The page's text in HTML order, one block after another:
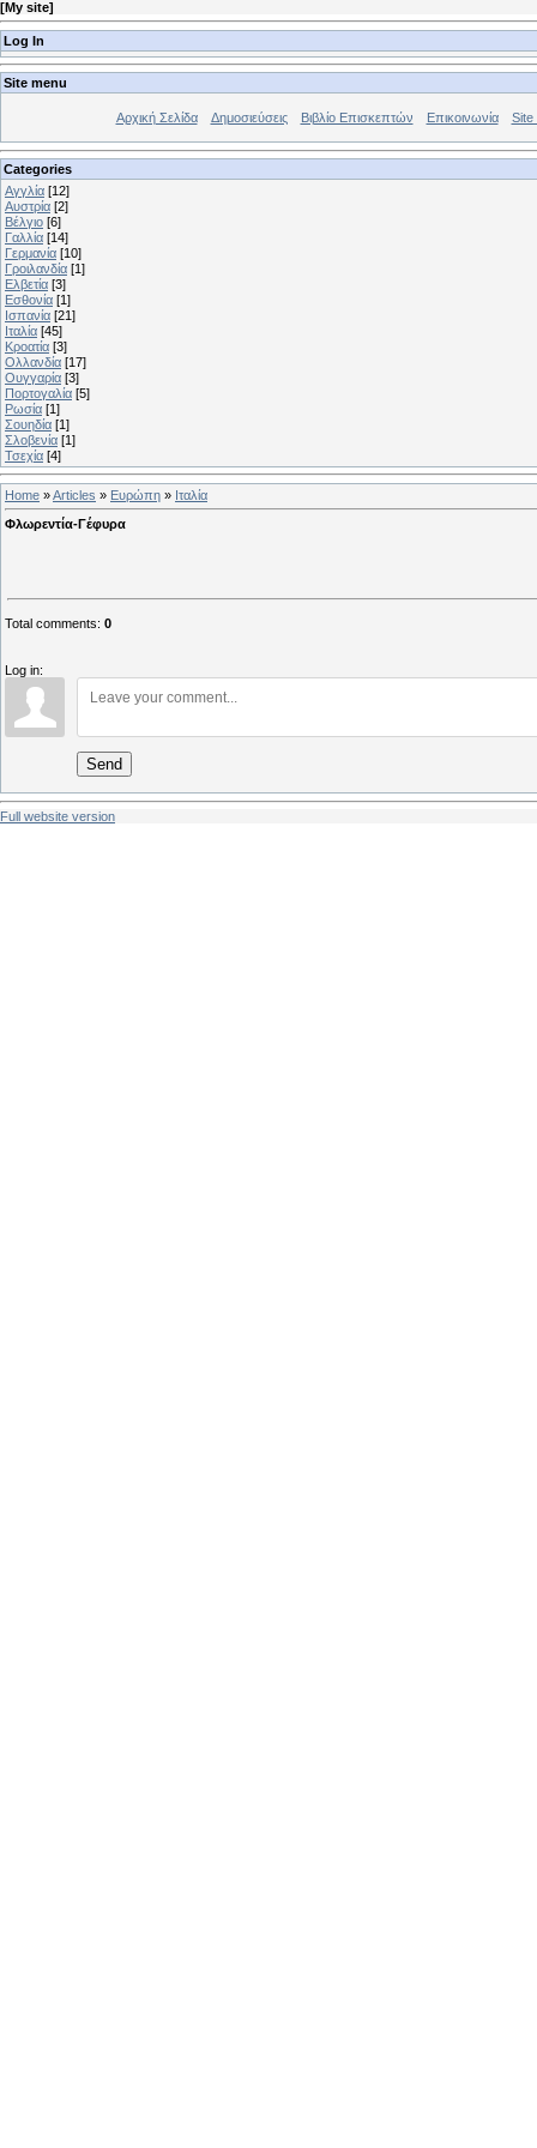
[My site]
Log In
Site menu
Αρχική Σελίδα Δημοσιεύσεις Βιβλίο Επισκεπτών Επικοινωνία Site
Categories
Αγγλία [12]
Αυστρία [2]
Βέλγιο [6]
Γαλλία [14]
Γερμανία [10]
Γροιλανδία [1]
Ελβετία [3]
Εσθονία [1]
Ισπανία [21]
Ιταλία [45]
Κροατία [3]
Ολλανδία [17]
Ουγγαρία [3]
Πορτογαλία [5]
Ρωσία [1]
Σουηδία [1]
Σλοβενία [1]
Τσεχία [4]
Home »Articles » Ευρώπη » Ιταλία
Φλωρεντία-Γέφυρα
Total comments: 0
Log in:
Send
Full website version